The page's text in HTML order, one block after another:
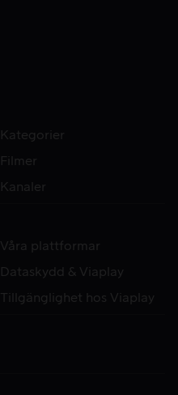
Kategorier
Filmer
Kanaler
Våra plattformar
Dataskydd & Viaplay
Tillgänglighet hos Viaplay